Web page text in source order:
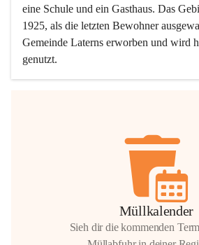
eine Schule und ein Gasthaus. Das
1925, als die letzten Bewohner
Gemeinde Laterns erworben und wird
genutzt.
Müllkalender
Sieh dir die kommenden